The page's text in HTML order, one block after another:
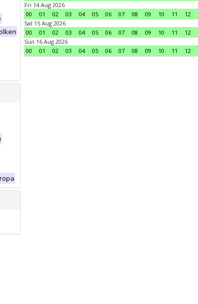
Fri 14 Aug 2026
00
01 02 03 04 05 06 07 08 09 10 11 12
Sat 15 Aug 2026
00
01 02 03 04 05 06 07 08 09 10 11 12
Sun 16 Aug 2026
00
01 02 03 04 05 06 07 08 09 10 11 12